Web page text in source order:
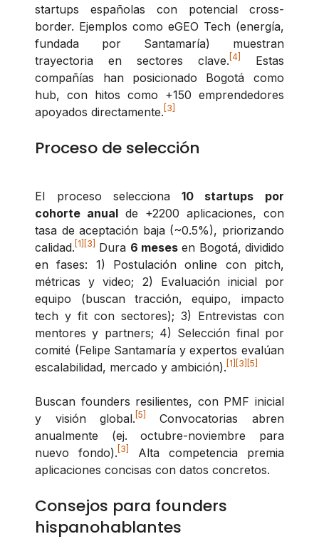
startups españolas con potencial cross-
border. Ejemplos como eGEO Tech (energía,
fundada por Santamaría) muestran
trayectoria en sectores clave. [4]
Estas
compañías han posicionado Bogotá como
hub, con hitos como +150 emprendedores
apoyados directamente. [3]
Proceso de selección
El proceso selecciona10 startups por
cohorte anual de +2200 aplicaciones, con
tasa de aceptación baja (~0.5%), priorizando
calidad. [1] [3] Dura 6 meses en Bogotá, dividido
en fases: 1) Postulación online con pitch,
métricas y video; 2) Evaluación inicial por
equipo (buscan tracción, equipo, impacto
tech y fit con sectores); 3) Entrevistas con
mentores y partners; 4) Selección final por
comité (Felipe Santamaría y expertos evalúan
escalabilidad, mercado y ambición). [1] [3] [5]
Buscan founders resilientes, con PMF inicial
y visión global. [5]
Convocatorias abren
anualmente (ej. octubre-noviembre para
nuevo fondo). [3]
Alta competencia premia
aplicaciones concisas con datos concretos.
Consejos para founders
hispanohablantes